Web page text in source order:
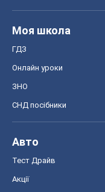
Моя школа
ГДЗ
Онлайн уроки
ЗНО
СНД посібники
Авто
Тест Драйв
Акції